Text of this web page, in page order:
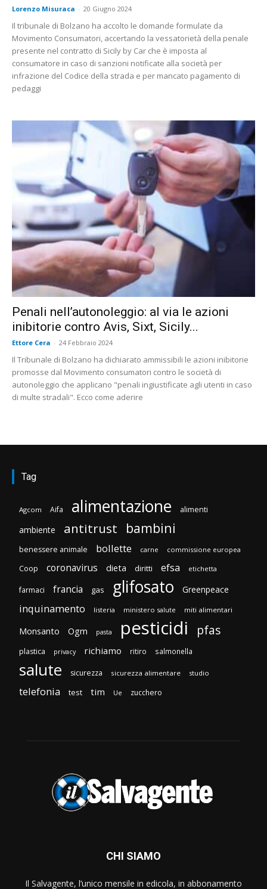
Lorenzo Misuraca - 20 Giugno 2024
Il tribunale di Bolzano ha accolto le domande formulate da
Movimento Consumatori, accertando la vessatorietà della penale
presente nel contratto di Sicily by Car che è imposta al
consumatore in caso di sanzioni notificate alla società per
infrazione del Codice della strada e per mancato pagamento di
pedaggi
Penali nell’autonoleggio: al via le azioni
inibitorie contro Avis, Sixt, Sicily...
Ettore Cera - 24 Febbraio 2024
Il Tribunale di Bolzano ha dichiarato ammissibili le azioni inibitorie
promosse dal Movimento consumatori contro le società di
autonoleggio che applicano "penali ingiustificate agli utenti in caso
di multe stradali". Ecco come aderire
Tag
Agcom Aifa alimentazione alimenti
ambiente antitrust bambini
benessere animale bollette carne commissione europea
Coop coronavirus dieta diritti efsa etichetta
farmaci francia gas glifosato Greenpeace
inquinamento listeria ministero salute miti alimentari
Monsanto Ogm pasta pesticidi pfas
plastica privacy richiamo ritiro salmonella
salute sicurezza sicurezza alimentare studio
telefonia test tim Ue zucchero
CHI SIAMO
Il Salvagente, l’unico mensile in edicola, in abbonamento